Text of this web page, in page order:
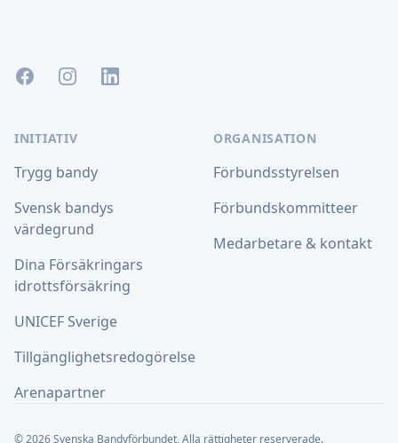
FacebookInstagramLinkedIn
INITIATIV
Trygg bandy
Svensk bandys
värdegrund
Dina Försäkringars
idrottsförsäkring
UNICEF Sverige
Tillgänglighetsredogörelse
Arenapartner
ORGANISATION
Förbundsstyrelsen
Förbundskommitteer
Medarbetare & kontakt
© 2026 Svenska Bandyförbundet, Alla rättigheter reserverade.